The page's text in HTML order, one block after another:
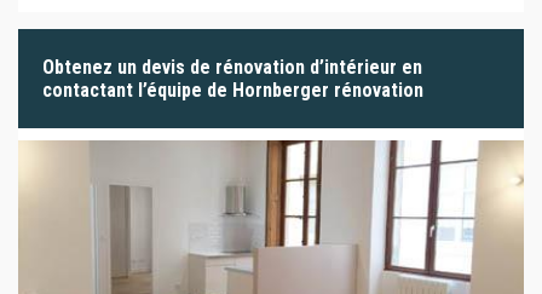
Obtenez un devis de rénovation d’intérieur en
contactant l’équipe de Hornberger rénovation